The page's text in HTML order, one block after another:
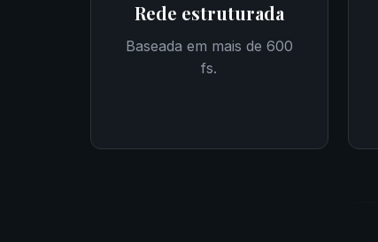
Rede estruturada
Baseada em mais de 600
fs.